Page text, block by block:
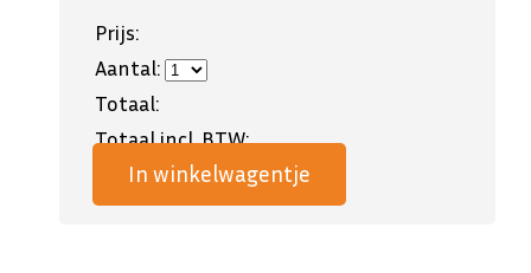
Prijs:
Aantal:
Totaal:
Totaal incl. BTW:
In winkelwagentje